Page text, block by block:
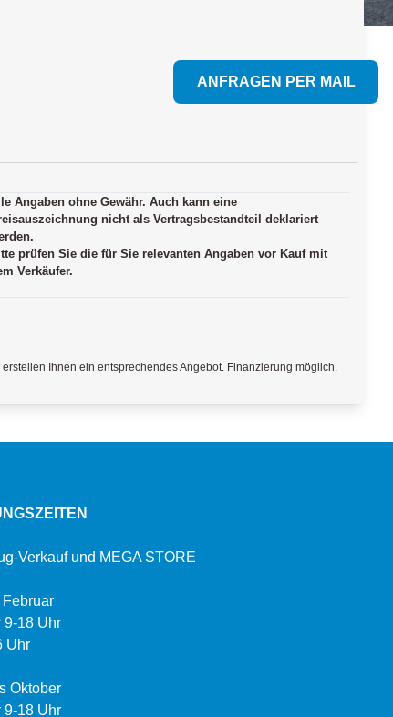
ANFRAGEN PER MAIL
Angaben ohne Gewähr. Auch kann eine
nicht als Vertragsbestandteil deklariert
prüfen Sie die für Sie relevanten Angaben vor Kauf mit
Verkäufer.
Ihnen ein entsprechendes Angebot. Finanzierung möglich.
Verkauf und MEGA STORE
Februar
9-18 Uhr
Uhr
Oktober
9-18 Uhr